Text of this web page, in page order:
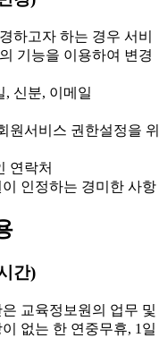
하고자 하는 경우 서비
기능을 이용하여 변경
신분, 이메일
원서비스 권한설정을 위
연락처
인정하는 경미한 사항
간)
교육정보원의 업무 및
없는 한 연중무휴, 1일